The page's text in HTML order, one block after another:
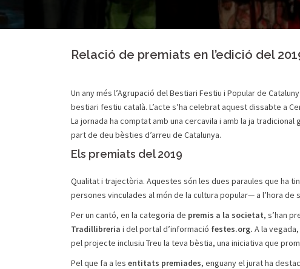
Relació de premiats en l’edició del
Un any més l’Agrupació del Bestiari Festiu i Popular de
bestiari festiu català. L’acte s’ha celebrat aquest dissabte a
La jornada ha comptat amb una cercavila i amb la ja
part de deu bèsties d’arreu de Catalunya.
Els premiats del 2019
Qualitat i trajectòria. Aquestes són les dues paraules que ha
persones vinculades al món de la cultura popular— a l’hora
Per un cantó, en la categoria de premis a la societat, s’han
Tradillibreria i del portal d’informació festes.org. A la
pel projecte inclusiu Treu la teva bèstia, una iniciativa que
Pel que fa a les entitats premiades, enguany el jurat ha